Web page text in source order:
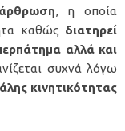
, η οποία
καθώς διατηρεί
αλλά και
συχνά λόγω
κινητικότητας